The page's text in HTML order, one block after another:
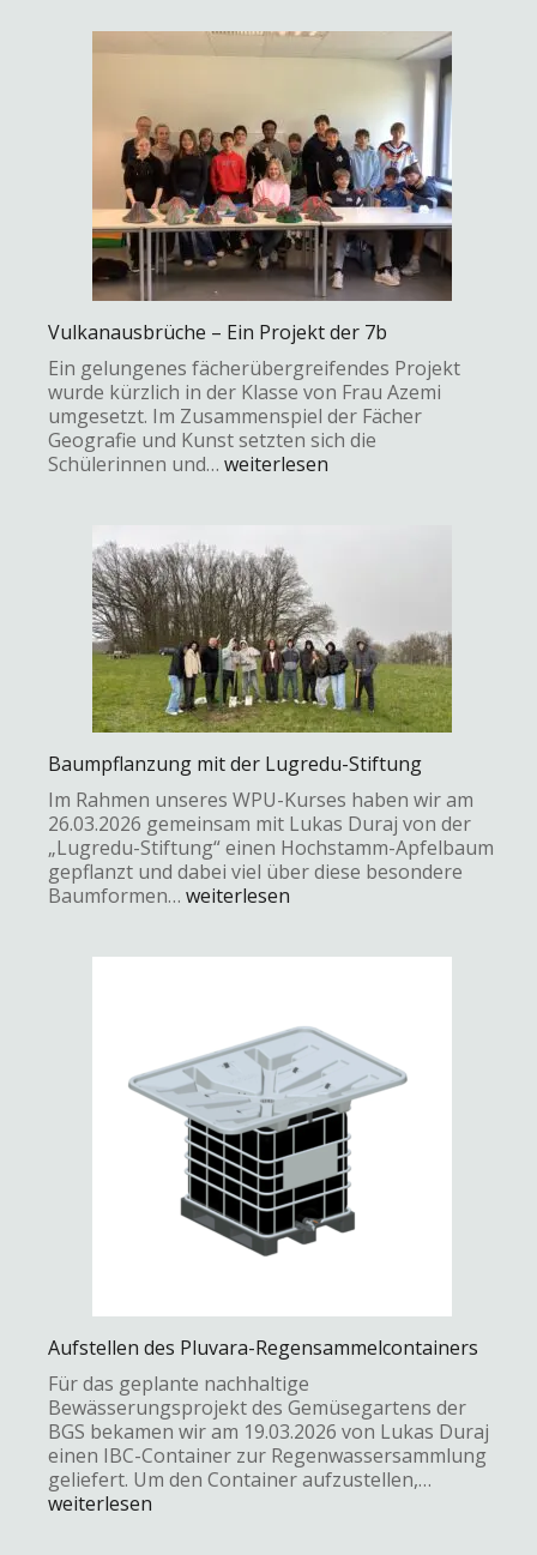
Vulkanausbrüche – Ein Projekt der 7b
Ein gelungenes fächerübergreifendes Projekt
wurde kürzlich in der Klasse von Frau Azemi
umgesetzt. Im Zusammenspiel der Fächer
Geografie und Kunst setzten sich die
Schülerinnen und… weiterlesen
Baumpflanzung mit der Lugredu-Stiftung
Im Rahmen unseres WPU-Kurses haben wir am
26.03.2026 gemeinsam mit Lukas Duraj von der
„Lugredu-Stiftung“ einen Hochstamm-Apfelbaum
gepflanzt und dabei viel über diese besondere
Baumformen… weiterlesen
Aufstellen des Pluvara-Regensammelcontainers
Für das geplante nachhaltige
Bewässerungsprojekt des Gemüsegartens der
BGS bekamen wir am 19.03.2026 von Lukas Duraj
einen IBC-Container zur Regenwassersammlung
geliefert. Um den Container aufzustellen,…
weiterlesen